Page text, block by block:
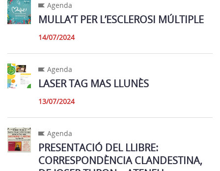
Agenda
MULLA’T PER L’ESCLEROSI MÚLTIPLE
14/07/2024
Agenda
LASER TAG MAS LLUNÈS
13/07/2024
Agenda
PRESENTACIÓ DEL LLIBRE:
CORRESPONDÈNCIA CLANDESTINA,